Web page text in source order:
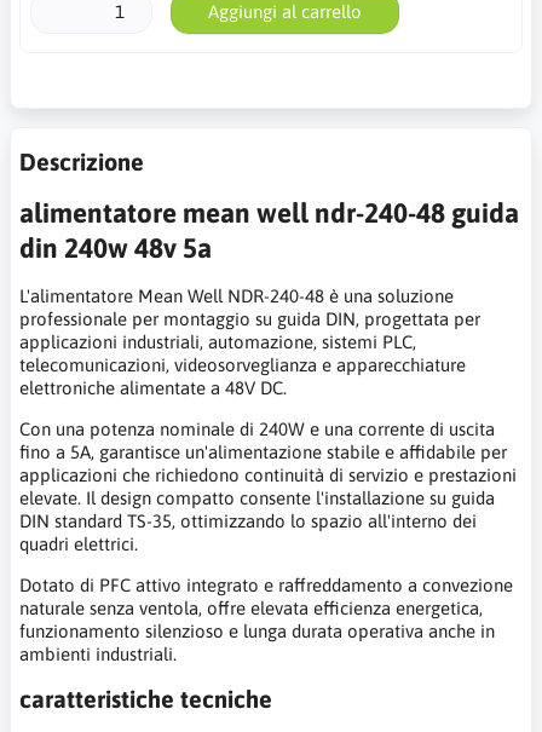
Aggiungi al carrello
Descrizione
alimentatore mean well ndr-240-48 guida
din 240w 48v 5a
L'alimentatore Mean Well NDR-240-48 è una soluzione
professionale per montaggio su guida DIN, progettata per
applicazioni industriali, automazione, sistemi PLC,
telecomunicazioni, videosorveglianza e apparecchiature
elettroniche alimentate a 48V DC.
Con una potenza nominale di 240W e una corrente di uscita
fino a 5A, garantisce un'alimentazione stabile e affidabile per
applicazioni che richiedono continuità di servizio e prestazioni
elevate. Il design compatto consente l'installazione su guida
DIN standard TS-35, ottimizzando lo spazio all'interno dei
quadri elettrici.
Dotato di PFC attivo integrato e raffreddamento a convezione
naturale senza ventola, offre elevata efficienza energetica,
funzionamento silenzioso e lunga durata operativa anche in
ambienti industriali.
caratteristiche tecniche